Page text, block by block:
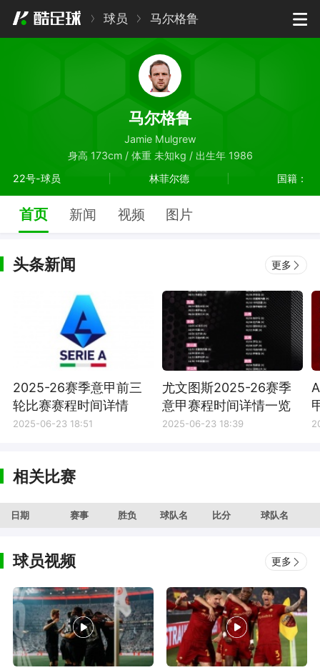
球员 马尔格鲁
马尔格鲁
Jamie Mulgrew
身高 173cm / 体重 未知kg / 出生年 1986
22号-球员
林菲尔德 国籍：
首页 新闻 视频 图片
头条新闻 更多
2025-26赛季意甲前三
轮比赛赛程时间详情
2025-06-23 18:51
尤文图斯2025-26赛季
意甲赛程时间详情一览
2025-06-23 18:39
相关比赛
日期 赛事 胜负 球队名 比分 球队名
球员视频 更多